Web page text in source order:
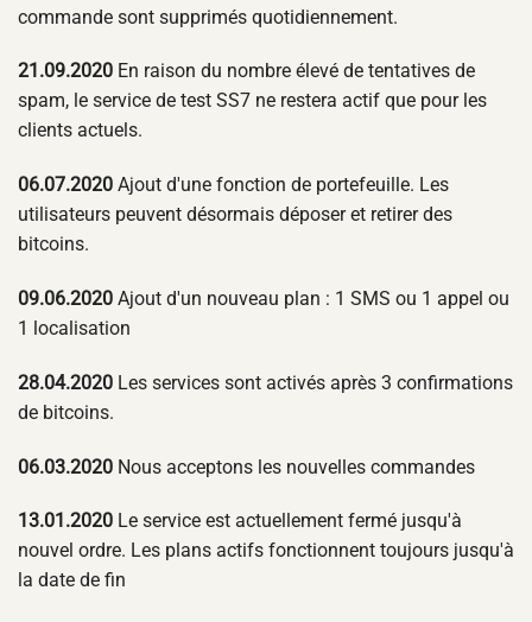
commande sont supprimés quotidiennement.
21.09.2020 En raison du nombre élevé de tentatives de
spam, le service de test SS7 ne restera actif que pour les
clients actuels.
06.07.2020 Ajout d'une fonction de portefeuille. Les
utilisateurs peuvent désormais déposer et retirer des
bitcoins.
09.06.2020 Ajout d'un nouveau plan : 1 SMS ou 1 appel ou
1 localisation
28.04.2020 Les services sont activés après 3 confirmations
de bitcoins.
06.03.2020 Nous acceptons les nouvelles commandes
13.01.2020 Le service est actuellement fermé jusqu'à
nouvel ordre. Les plans actifs fonctionnent toujours jusqu'à
la date de fin